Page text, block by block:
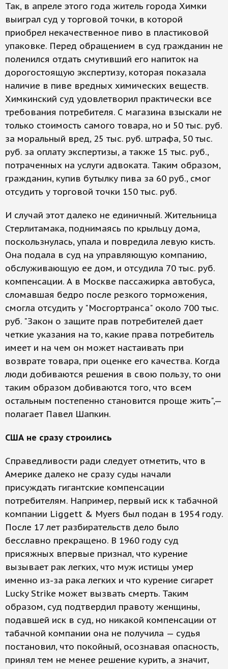
Так, в апреле этого года житель города Химки
выиграл суд у торговой точки, в которой
приобрел некачественное пиво в пластиковой
упаковке. Перед обращением в суд гражданин не
поленился отдать смутивший его напиток на
дорогостоящую экспертизу, которая показала
наличие в пиве вредных химических веществ.
Химкинский суд удовлетворил практически все
требования потребителя. С магазина взыскали не
только стоимость самого товара, но и 50 тыс. руб.
за моральный вред, 25 тыс. руб. штрафа, 50 тыс.
руб. за оплату экспертизы, а также 15 тыс. руб.,
потраченных на услуги адвоката. Таким образом,
гражданин, купив бутылку пива за 60 руб., смог
отсудить у торговой точки 150 тыс. руб.
И случай этот далеко не единичный. Жительница
Стерлитамака, поднимаясь по крыльцу дома,
поскользнулась, упала и повредила левую кисть.
Она подала в суд на управляющую компанию,
обслуживающую ее дом, и отсудила 70 тыс. руб.
компенсации. А в Москве пассажирка автобуса,
сломавшая бедро после резкого торможения,
смогла отсудить у "Мосгортранса" около 700 тыс.
руб. "Закон о защите прав потребителей дает
четкие указания на то, какие права потребитель
имеет и на чем он может настаивать при
возврате товара, при оценке его качества. Когда
люди добиваются решения в свою пользу, то они
таким образом добиваются того, что всем
остальным постепенно становится проще жить",—
полагает Павел Шапкин.
США не сразу строились
Справедливости ради следует отметить, что в
Америке далеко не сразу суды начали
присуждать гигантские компенсации
потребителям. Например, первый иск к табачной
компании Liggett & Myers был подан в 1954 году.
После 17 лет разбирательств дело было
бесславно прекращено. В 1960 году суд
присяжных впервые признал, что курение
вызывает рак легких, что муж истицы умер
именно из-за рака легких и что курение сигарет
Lucky Strike может вызвать смерть. Таким
образом, суд подтвердил правоту женщины,
подавшей иск в суд, но никакой компенсации от
табачной компании она не получила — судья
постановил, что покойный, осознавая опасность,
принял тем не менее решение курить, а значит,